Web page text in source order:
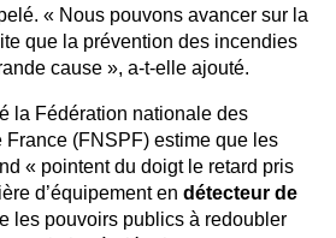
« Nous pouvons avancer sur la
que la prévention des incendies
cause », a-t-elle ajouté.
la Fédération nationale des
France (FNSPF) estime que les
« pointent du doigt le retard pris
d’équipement en détecteur de
les pouvoirs publics à redoubler